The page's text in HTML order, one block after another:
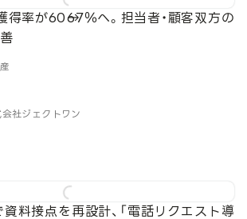
得率が60→67％へ。担当者・顧客双方の
会社ジェクトワン
料接点を再設計、「電話リクエスト導